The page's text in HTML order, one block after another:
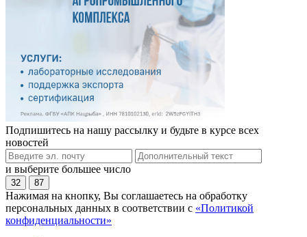
Подпишитесь на нашу рассылку и будьте в курсе всех
новостей
и выберите большее число
32 87
Нажимая на кнопку, Вы соглашаетесь на обработку
персональных данных в соответствии с «Политикой
конфиденциальности»